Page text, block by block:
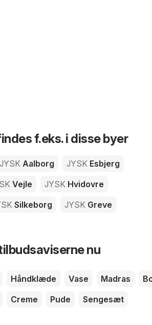
f.eks. i disse byer
JYSK Aalborg JYSK Esbjerg
Vejle JYSK Hvidovre
Silkeborg JYSK Greve
nu
Håndklæde Vase Madras
Creme Pude
Sengesæt